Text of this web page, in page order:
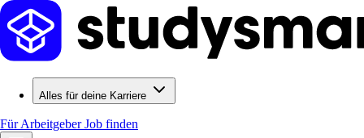
Alles für deine Karriere
Für ArbeitgeberJob finden